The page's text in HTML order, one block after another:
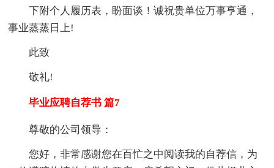
下附个人履历表，盼面谈！诚祝贵单位万事亨通，
事业蒸蒸日上!
此致
敬礼!
毕业应聘自荐书 篇7
尊敬的公司领导：
您好，非常感谢您在百忙之中阅读我的自荐信，为